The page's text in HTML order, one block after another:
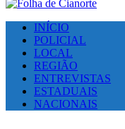
INÍCIO
POLICIAL
LOCAL
REGIÃO
ENTREVISTAS
ESTADUAIS
NACIONAIS